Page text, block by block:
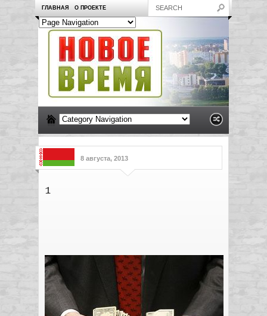
ГЛАВНАЯ О ПРОЕКТЕ
8 августа, 2013
1